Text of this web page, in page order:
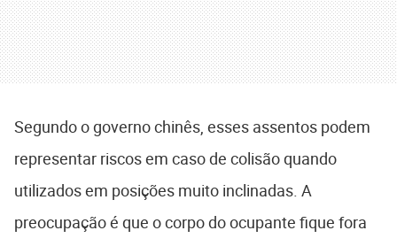
Segundo o governo chinês, esses assentos podem
representar riscos em caso de colisão quando
utilizados em posições muito inclinadas. A
preocupação é que o corpo do ocupante fique fora